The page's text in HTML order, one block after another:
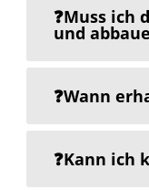
❓Muss ich
und
❓Wann
❓Kann